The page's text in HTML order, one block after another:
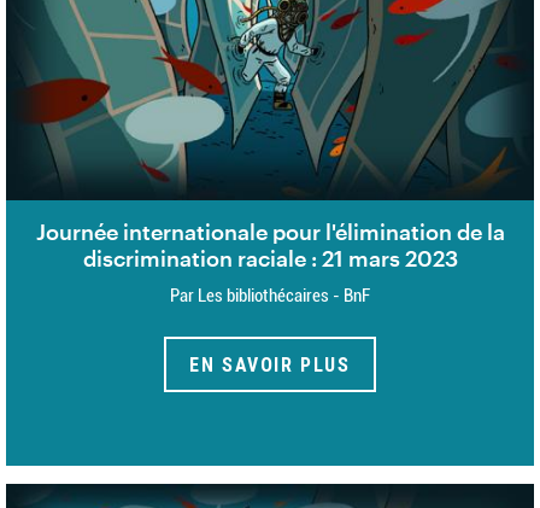
Journée internationale pour l'élimination de la
discrimination raciale : 21 mars 2023
Par Les bibliothécaires - BnF
EN SAVOIR PLUS